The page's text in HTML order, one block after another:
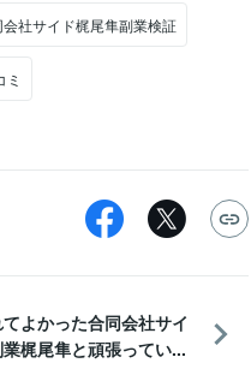
社サイド梶尾隼副業検証
よかった合同会社サイ
業梶尾隼と頑張ってい...